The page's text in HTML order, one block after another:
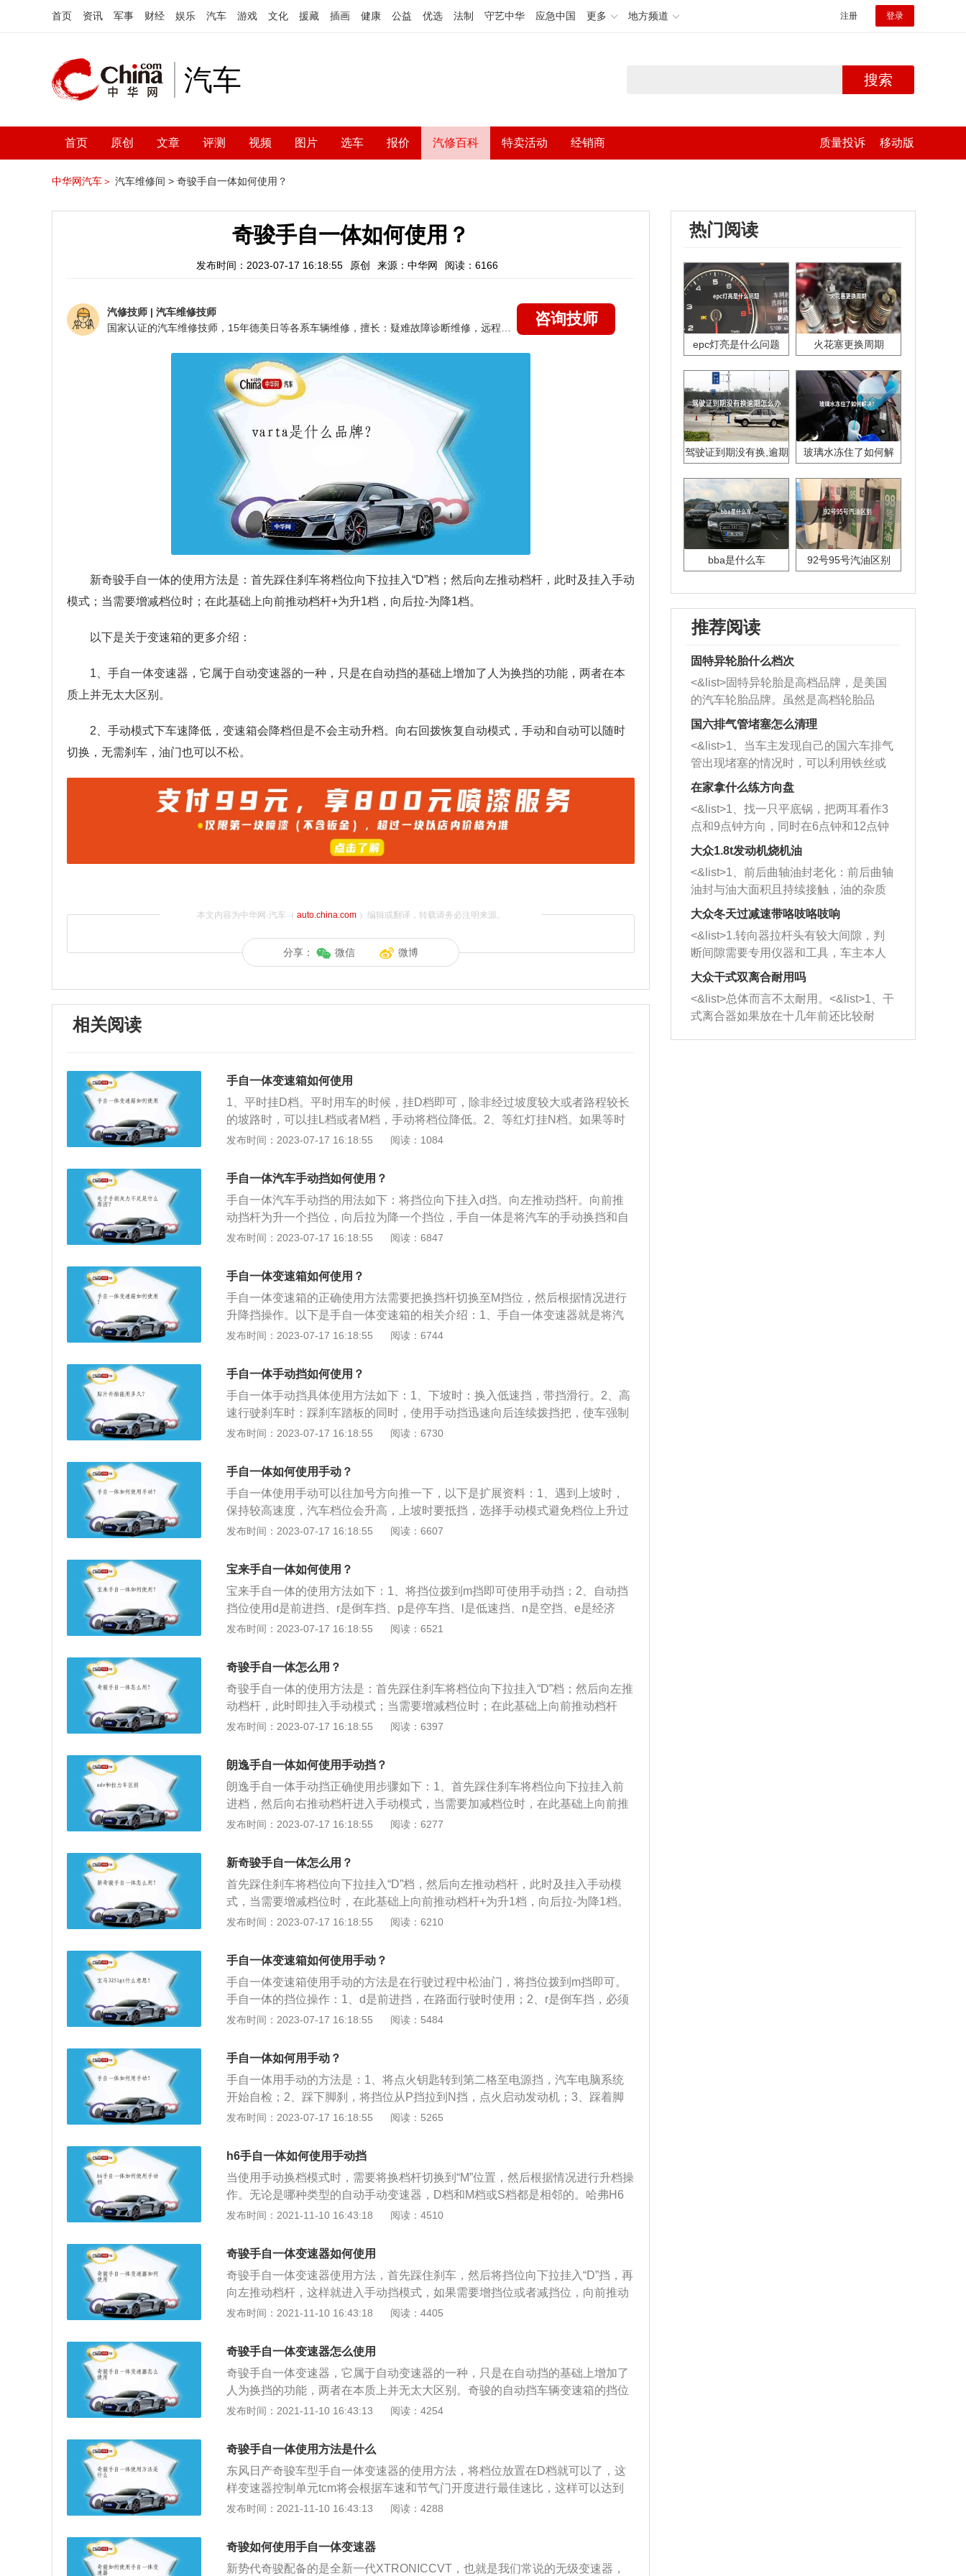
首页 资讯 军事 财经 娱乐 汽车 游戏 文化 援藏 插画 健康 公益 优选 法制 守艺中华 应急中国 更多 地方频道 注册 登录
汽车 搜索
首页 原创 文章 评测 视频 图片 选车 报价 汽修百科 特卖活动 经销商 质量投诉 移动版
中华网汽车＞ 汽车维修间 > 奇骏手自一体如何使用？
奇骏手自一体如何使用？
发布时间：2023-07-17 16:18:55 原创 来源：中华网 阅读：6166
汽修技师 | 汽车维修技师
咨询技师
新奇骏手自一体的使用方法是：首先踩住刹车将档位向下拉挂入“D”档；然后向左推动档杆，此时及挂入手动
模式；当需要增减档位时；在此基础上向前推动档杆+为升1档，向后拉-为降1档。
以下是关于变速箱的更多介绍：
1、手自一体变速器，它属于自动变速器的一种，只是在自动挡的基础上增加了人为换挡的功能，两者在本
质上并无太大区别。
2、手动模式下车速降低，变速箱会降档但是不会主动升档。向右回拨恢复自动模式，手动和自动可以随时
切换，无需刹车，油门也可以不松。
本文内容为中华网·汽车（ auto.china.com）编辑或翻译，转载请务必注明来源。
分享： 微信 微博
相关阅读
手自一体变速箱如何使用
1、平时挂D档。平时用车的时候，挂D档即可，除非经过坡度较大或者路程较长
的坡路时，可以挂L档或者M档，手动将档位降低。2、等红灯挂N档。如果等时
长较长的红灯时，可以将档位挂到N档。3、D档和手动模式随意切换。在车辆正
换。4、挂挡起步。在车辆起步的时候，应该先踩下刹车，启动发动机，再将挡
杆挂到D挡上，松开手刹之后松开脚刹，即可完成起步。5、挂M档换挡。M档代
表手动模式，如果驾驶员需要进行加减档操作，需要将档位挂到M档，再通过换
挡杆或者方向盘后的换挡拨片进行加减档操作。6、不要空档滑行。开手自一体
变速箱的驾驶员切记不要空挡滑行，许多开惯了手动挡车的驾驶员会习惯于在滑
就算挂着N档可能也不能省油。手自一体的变速箱，通常D档和M档都是相邻的，
方便驾驶员切换手动模式和自动模式。为了避免对变速箱和汽车发动机造成伤
害，在用户使用挡位不合理的情况下，这种变速箱都会由系统自动做出纠正。
发布时间：2023-07-17 16:18:55 阅读：1084
手自一体汽车手动挡如何使用？
手自一体汽车手动挡的用法如下：将挡位向下挂入d挡。向左推动挡杆。向前推
动挡杆为升一个挡位，向后拉为降一个挡位，手自一体是将汽车的手动换挡和自
动换挡结合在一起的变速方式。上坡的时候，可使用自动挡的时候，车速一提，
自动降档，如此颠簸变化，会带给乘客不舒服的乘坐体验。使用手动挡，避免自
动挡频繁的换挡，可以使汽车保持匀速和强劲动力，不伤变速箱还比较省油。遇
到比较比较陡的长下坡时，挂D挡从坡顶跑到坡底的时候，车会越溜越快，需要
不停踩刹车减速。频繁的踩刹车，时间太长很容易导致刹车片过热，发生危险。
这个时候选择使用其手动模式，挂到二、三档的档位，利用发动机的牵制力来控
发布时间：2023-07-17 16:18:55 阅读：6847
手自一体变速箱如何使用？
手自一体变速箱的正确使用方法需要把换挡杆切换至M挡位，然后根据情况进行
升降挡操作。以下是手自一体变速箱的相关介绍：1、手自一体变速器就是将汽
车的手动换挡和自动换挡结合在一起的变速方式。2、该变速器结合了自动变速
动挡有别于纯手动挡的汽车，虽然结构中设置有离合器装置，但是需要驾驶员操
纵，也就是自动离合。3、手自一体的汽车在用手动挡时，只需拨到手动挡，随
着时速的变换，向上或向下调节挡位。
发布时间：2023-07-17 16:18:55 阅读：6744
手自一体手动挡如何使用？
手自一体手动挡具体使用方法如下：1、下坡时：换入低速挡，带挡滑行。2、高
速行驶刹车时：踩刹车踏板的同时，使用手动挡迅速向后连续拨挡把，使车强制
降入低速挡，会产生强大的发动机制动，加快减速。3、弯道行驶时：在入弯前
于强制降档，发动机会自动维持高转速，出弯道后，可迅速拉高速度。4、溜车
滑行时：使用手动档可让车缓慢降挡后平稳滑行很远，而且动力还没有切断，遇
到紧急情况可以迅速踩油门加速躲避。
发布时间：2023-07-17 16:18:55 阅读：6730
手自一体如何使用手动？
手自一体使用手动可以往加号方向推一下，以下是扩展资料：1、遇到上坡时，
保持较高速度，汽车档位会升高，上坡时要抵挡，选择手动模式避免档位上升过
高。2、下坡时速度很快，如果保持在D档，只能靠踩刹车来降低速度，此选择手
的摩擦热。3、车轮因为某种原因打滑或陷入泥坑无法拔出，使用手动模式，直
接挂到二挡，用安全平稳的动力使车轮牢固的抓住地面，驶出泥坑。
发布时间：2023-07-17 16:18:55 阅读：6607
宝来手自一体如何使用？
宝来手自一体的使用方法如下：1、将挡位拨到m挡即可使用手动挡；2、自动挡
挡位使用d是前进挡、r是倒车挡、p是停车挡、l是低速挡、n是空挡、e是经济
挡、s是运动模式行车挡。以下是宝来的相关介绍：1、以2021款宝来为例，其是
8mm，最小离地间隙为126mm，油箱容积为50l，行李厢容积为506l，车身重量
为1320kg。2、新款宝来一共使用了两款发动机，一款是1.4升涡轮增压发动机，
另一款是1.5升自然吸气发动机。
发布时间：2023-07-17 16:18:55 阅读：6521
奇骏手自一体怎么用？
奇骏手自一体的使用方法是：首先踩住刹车将档位向下拉挂入“D”档；然后向左推
动档杆，此时即挂入手动模式；当需要增减档位时；在此基础上向前推动档杆
+为档位升1档，向后拉-为档位降1档。以下是关于变速箱的更多介绍：1、手自
能，两者在本质上并无太大区别。2、手动模式下车速降低，变速箱会降档但是
不会主动升档。向右回拨恢复自动模式，手动和自动可以随时切换，无需刹车，
油门也可以不松。
发布时间：2023-07-17 16:18:55 阅读：6397
朗逸手自一体如何使用手动挡？
朗逸手自一体手动挡正确使用步骤如下：1、首先踩住刹车将档位向下拉挂入前
进档，然后向右推动档杆进入手动模式，当需要加减档位时，在此基础上向前推
动档杆为升档，向后拉为降档。2、当车速及发动机转速不到要求时不能上升档
式下车速降低的时候，变速箱的电子控制单元会帮你主动降档。4、向右回拨恢
复自动模式，手动和自动可以随时切换，无需刹车和松油门。
发布时间：2023-07-17 16:18:55 阅读：6277
新奇骏手自一体怎么用？
首先踩住刹车将档位向下拉挂入“D”档，然后向左推动档杆，此时及挂入手动模
式，当需要增减档位时，在此基础上向前推动档杆+为升1档，向后拉-为降1档。
以下是关于手自一体变速器的相关资料：1、手自一体变速器，它属于自动变速
大区别。2、手动模式下车速降低，变速箱会降档但是不会主动升档。向右回拨
恢复自动模式，手动和自动可以随时切换，无需刹车，油门也可以不松。
发布时间：2023-07-17 16:18:55 阅读：6210
手自一体变速箱如何使用手动？
手自一体变速箱使用手动的方法是在行驶过程中松油门，将挡位拨到m挡即可。
手自一体的挡位操作：1、d是前进挡，在路面行驶时使用；2、r是倒车挡，必须
在汽车完全停住后才能换入此挡；3、p是停车挡，需汽车静止时使用并同时拉紧
是雨雪挡，可在湿滑地面和雪地里驾驶；7、e是经济挡；8、s是运动模式行车
发布时间：2023-07-17 16:18:55 阅读：5484
手自一体如何用手动？
手自一体用手动的方法是：1、将点火钥匙转到第二格至电源挡，汽车电脑系统
开始自检；2、踩下脚刹，将挡位从P挡拉到N挡，点火启动发动机；3、踩着脚
刹，从N挡挂到D挡；4、在D挡向左拨动挡杆挂入手动模式，向前为加挡，向后
止N挡滑行；2、车辆在D挡行进中，只能切入手动模式，不允许切入其他挡位；
3、变换挡位不要踩油门；4、车辆在行驶中，变速杆无意切入了N挡，此时马上
松开油门待到发动机自行怠速时再重新切入D挡。
发布时间：2023-07-17 16:18:55 阅读：5265
h6手自一体如何使用手动挡
当使用手动换档模式时，需要将换档杆切换到“M”位置，然后根据情况进行升档操
作。无论是哪种类型的自动手动变速器，D档和M档或S档都是相邻的。哈弗H6
有手自一体，而哈弗H6经典车型使用手自一体变速箱，价格分别为10.48万和11.
换，其实没必要这么做。另外，在手动模式下，当车辆制动或减速时，变速器会
自动降档，除非需要强制降档(如加速、超车)，否则驾驶员不需要手动降档。使
用自动手动挡的手动挡模式，对车和人都是好事。——车辆的燃油经济性将得到
提高，驾驶员也可以获得更加清爽的驾驶体验；更重要的是，在手动模式下驾驶
时，安全系数会高于自动模式。
发布时间：2021-11-10 16:43:18 阅读：4510
奇骏手自一体变速器如何使用
奇骏手自一体变速器使用方法，首先踩住刹车，然后将挡位向下拉挂入“D”挡，再
向左推动档杆，这样就进入手动挡模式，如果需要增挡位或者减挡位，向前推动
档杆是升一挡，向后推一挡位是降低一个挡位。奇骏手自一体变速器等挡位有
汽车在驾驶的过程中，一般挡位是在D挡，可以在各个前进挡位之间换挡。奇骏
载搭2.0L自然吸气发动机和2.5自然吸气发动机，匹配CTV无级变速箱，2.0T发动
机的最大马力是151Ps，最大功率是111kW，最大扭矩是194Nm。2.5T发动机的
最大马力是181Ps，最大功率是133kW，最大扭矩是239Nm。奇骏是东风日产品
牌下一款紧凑型SUV，它的车身长度是4675mm，宽度是1820mm，高度是1722
发布时间：2021-11-10 16:43:18 阅读：4405
奇骏手自一体变速器怎么使用
奇骏手自一体变速器，它属于自动变速器的一种，只是在自动挡的基础上增加了
人为换挡的功能，两者在本质上并无太大区别。奇骏的自动挡车辆变速箱的挡位
有P，R，N，D。①P停车档。汽车在停放时，选档杆必需扳入P位。②R倒车
④D前进档。正常行驶时将选档杆放在D位，汽车可在各前进挡位之间自动换档。
D档是最常用档位。关于手自一体的手动模式，首先踩住刹车将档位向下拉挂入D
档，然后向左推动档杆，此时及挂入手动模式，当需要增减档位时，在此基础上
向前推动档杆+为升1档，向后拉-为降1档。注意当车速及发动机转速不到要求时
是升不上挡位的，驾驶员的每一步操作要经过变速箱控制单元的允许。手动模式
自动可以随时切换，无需刹车，油门也可以不松。
发布时间：2021-11-10 16:43:13 阅读：4254
奇骏手自一体使用方法是什么
东风日产奇骏车型手自一体变速器的使用方法，将档位放置在D档就可以了，这
样变速器控制单元tcm将会根据车速和节气门开度进行最佳速比，这样可以达到
良好的燃油经济性。自动挡车的手动模式，挂挡比较方便，直接把档位拨到手动
模式是比较常见的，就是在M档位上来回的加减档即可，注意要看好车速，一般
和自动挡换挡时机差不多为好。一般使用手动模式换挡，应该保证车辆处于怠速
发布时间：2021-11-10 16:43:13 阅读：4288
奇骏如何使用手自一体变速器
新势代奇骏配备的是全新一代XTRONICCVT，也就是我们常说的无级变速器，
热门阅读
epc灯亮是什么问题 火花塞更换周期
驾驶证到期没有换,逾期
玻璃水冻住了如何解
bba是什么车 92号95号汽油区别
推荐阅读
固特异轮胎什么档次
<&list>固特异轮胎是高档品牌，是美国
的汽车轮胎品牌。虽然是高档轮胎品
牌，但是中高低端的轮胎都有生产，这
也是为了更好的开拓市场。
国六排气管堵塞怎么清理
<&list>1、当车主发现自己的国六车排气
管出现堵塞的情况时，可以利用铁丝或
者是细棍，直接将杂物给取出来，如果
堵塞情况比较严重，也可以采取应急措
施。 <&list>2、直接利用木棍将所有的
杂物推到排气管里面的位置处，然后将
三元催化器拆解开，就可以将堵塞的东
西取出来。但如果是因为积碳过多引起
的堵塞，就需要将三元催化器泡在草酸
洗剂对堵塞的情况得到解决，将清洗剂
放在燃油箱中，与燃油混合后，车辆启
动时，就可以和汽油一起进入到燃烧
室，最后形成废气排出，就可以让三元
催化器得到清洗，排气管堵塞的情况就
能够得到解决。
在家拿什么练方向盘
<&list>1、找一只平底锅，把两耳看作3
点和9点钟方向，同时在6点钟和12点钟
方向做一个标记。 <&list>2、双手握住
一圈半的练习，往右同样也要打相同的
圈数。 <&list>3、最后强调要反复练
习，这样就可以形成肌肉记忆，在真实
驾驶车辆时，不需要记忆也能打好方
向。
大众1.8t发动机烧机油
<&list>1、前后曲轴油封老化：前后曲轴
油封与油大面积且持续接触，油的杂质
和发动机内持续温度变化使其密封效果
逐渐减弱，导致渗油或漏油。<&list>2、
活塞间隙过大：积碳会使活塞环与缸体
的间隙扩大，导致机油流入燃烧室中，
造成烧机油。<&list>3、机油粘度。使用
机油粘度过小的话，同样会有烧机油现
象，机油粘度过小具有很好的流动性，
大众冬天过减速带咯吱咯吱响
<&list>1.转向器拉杆头有较大间隙，判
断间隙需要专用仪器和工具，车主本人
无法制作，需要将车辆送到修理厂或4s
店；<&list>2.车辆半轴套管防尘罩破
裂，破裂后会出现漏油现象，使半轴磨
损严重，磨损的半轴容易损坏，产生异
响；<&list>3.稳定器的转向胶套和球头
大众干式双离合耐用吗
<&list>总体而言不太耐用。<&list>1、干
式离合器如果放在十几年前还比较耐